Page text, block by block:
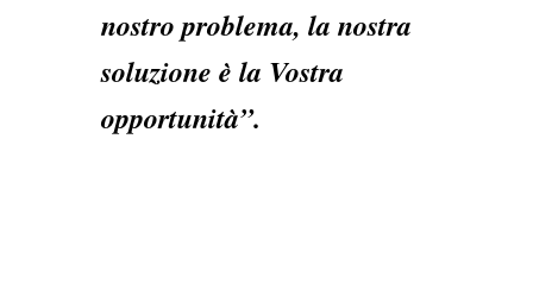
nostro problema, la nostra
soluzione è la Vostra
opportunità”.